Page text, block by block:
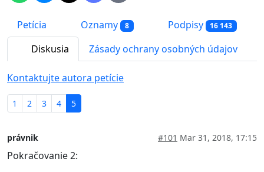
Petícia Oznamy 8 Podpisy 16 143
Diskusia Zásady ochrany osobných údajov
Kontaktujte autora petície
1 2 3 4 5
právnik #101 Mar 31, 2018, 17:15
Pokračovanie 2: